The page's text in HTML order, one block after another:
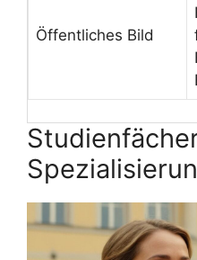
Öffentliches Bild